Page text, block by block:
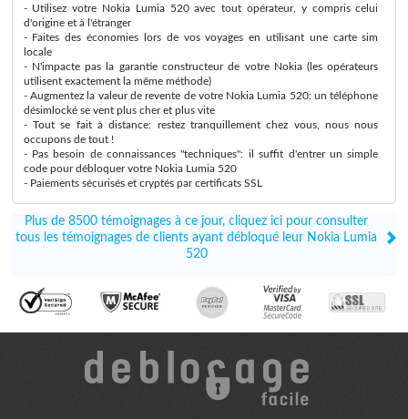
- Utilisez votre Nokia Lumia 520 avec tout opérateur, y compris celui
d'origine et à l'étranger
- Faites des économies lors de vos voyages en utilisant une carte sim
locale
- N'impacte pas la garantie constructeur de votre Nokia (les opérateurs
utilisent exactement la même méthode)
- Augmentez la valeur de revente de votre Nokia Lumia 520: un téléphone
désimlocké se vent plus cher et plus vite
- Tout se fait à distance: restez tranquillement chez vous, nous nous
occupons de tout !
- Pas besoin de connaissances "techniques": il suffit d'entrer un simple
code pour débloquer votre Nokia Lumia 520
- Paiements sécurisés et cryptés par certificats SSL
Plus de 8500 témoignages à ce jour, cliquez ici pour consulter
tous les témoignages de clients ayant débloqué leur Nokia Lumia
520